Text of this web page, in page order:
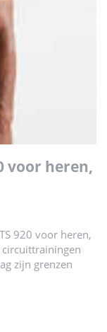
920 voor heren,
zijn grenzen